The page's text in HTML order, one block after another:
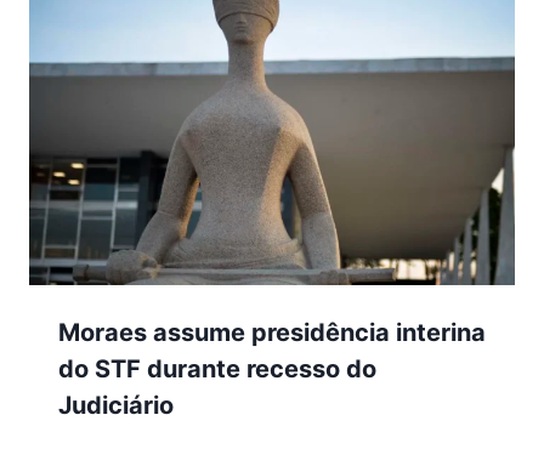
Moraes assume presidência interina
do STF durante recesso do
Judiciário